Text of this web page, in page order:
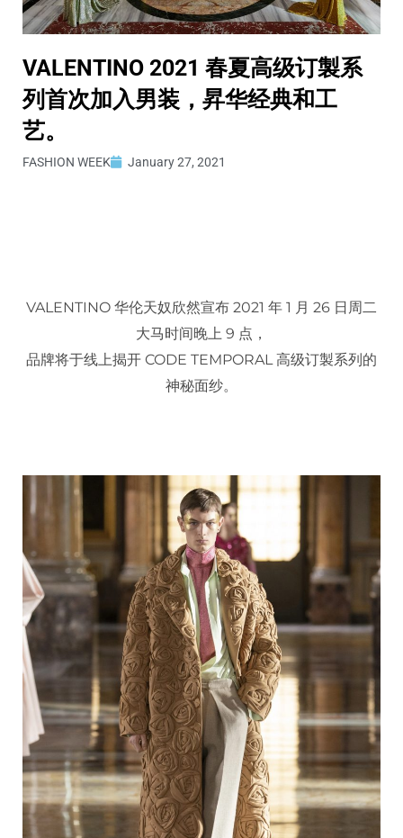
VALENTINO 2021 春夏高级订製系
列首次加入男装，昇华经典和工
艺。
FASHION WEEK January 27, 2021
VALENTINO 华伦天奴欣然宣布 2021 年 1 月 26 日周二
大马时间晚上 9 点，
品牌将于线上揭开 CODE TEMPORAL 高级订製系列的
神秘面纱。